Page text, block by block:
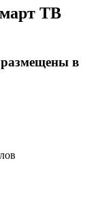
ТВ
в